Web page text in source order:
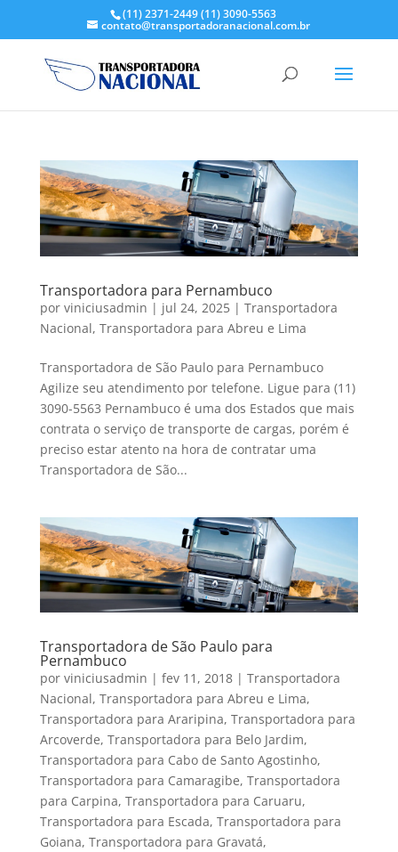
(11) 2371-2449(11) 3090-5563
contato@transportadoranacional.com.br
Transportadora para Pernambuco
por viniciusadmin | jul 24, 2025| Transportadora
Nacional, Transportadora para Abreu e Lima
Transportadora de São Paulo para Pernambuco
Agilize seu atendimento por telefone. Ligue para (11)
3090-5563 Pernambuco é uma dos Estados que mais
contrata o serviço de transporte de cargas, porém é
preciso estar atento na hora de contratar uma
Transportadora de São...
Transportadora de São Paulo para
Pernambuco
por viniciusadmin | fev 11, 2018| Transportadora
Nacional, Transportadora para Abreu e Lima,
Transportadora para Araripina, Transportadora para
Arcoverde, Transportadora para Belo Jardim,
Transportadora para Cabo de Santo Agostinho,
Transportadora para Camaragibe, Transportadora
para Carpina, Transportadora para Caruaru,
Transportadora para Escada, Transportadora para
Goiana, Transportadora para Gravatá,